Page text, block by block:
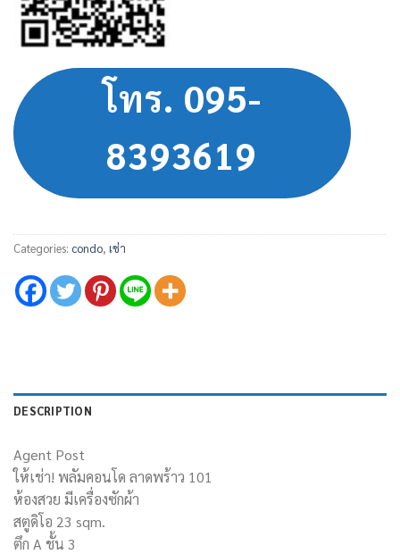
โทร. 095-
8393619
Categories: condo, เช่า
DESCRIPTION
Agent Post
ให้เช่า! พลัมคอนโด ลาดพร้าว 101
ห้องสวย มีเครื่องซักผ้า
สตูดิโอ 23 sqm.
ตึก A ชั้น 3